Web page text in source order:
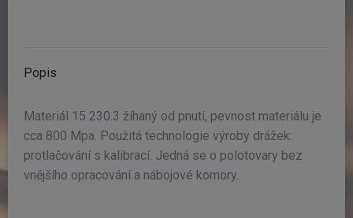
Popis
Materiál 15 230.3 žíhaný od pnutí, pevnost materiálu je
cca 800 Mpa. Použitá technologie výroby drážek:
protlačování s kalibrací. Jedná se o polotovary bez
vnějšího opracování a nábojové komory.